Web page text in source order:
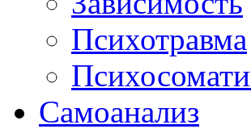
Психотравма
Самоанализ